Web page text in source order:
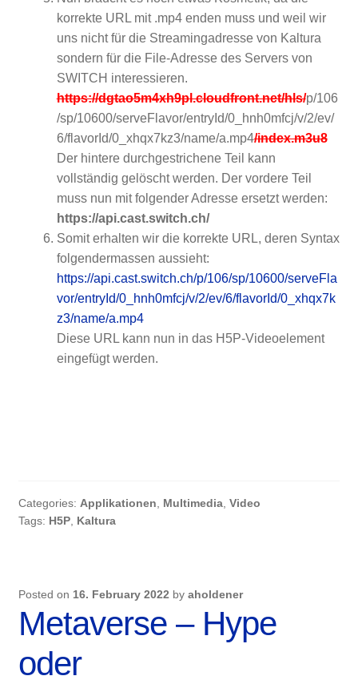
korrekte URL mit .mp4 enden muss und weil wir
uns nicht für die Streamingadresse von Kaltura
sondern für die File-Adresse des Servers von
SWITCH interessieren.
https://dgtao5m4xh9pl.cloudfront.net/hls/p/106
/sp/10600/serveFlavor/entryId/0_hnh0mfcj/v/2/ev/
6/flavorId/0_xhqx7kz3/name/a.mp4/index.m3u8
Der hintere durchgestrichene Teil kann
vollständig gelöscht werden. Der vordere Teil
muss nun mit folgender Adresse ersetzt werden:
https://api.cast.switch.ch/
Somit erhalten wir die korrekte URL, deren Syntax
folgendermassen aussieht:
https://api.cast.switch.ch/p/106/sp/10600/serveFla
vor/entryId/0_hnh0mfcj/v/2/ev/6/flavorId/0_xhqx7k
z3/name/a.mp4
Diese URL kann nun in das H5P-Videoelement
eingefügt werden.
Categories: Applikationen, Multimedia, Video
Tags: H5P, Kaltura
Posted on 16. February 2022 by aholdener
Metaverse – Hype
oder